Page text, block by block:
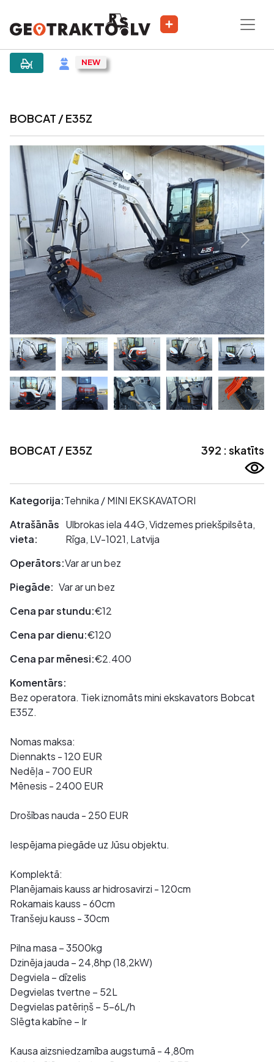
|Sludinājums
BOBCAT / E35Z
BOBCAT / E35Z 392 : skatīts
Kategorija:Tehnika / MINI EKSKAVATORI
Atrašānās
vieta:
Ulbrokas iela 44G, Vidzemes priekšpilsēta,
Rīga, LV-1021, Latvija
Operātors:Var ar un bez
Piegāde: Var ar un bez
Cena par stundu:€12
Cena par dienu:€120
Cena par mēnesi:€2.400
Komentārs:
Bez operatora. Tiek iznomāts mini ekskavators Bobcat
E35Z.
Nomas maksa:
Diennakts - 120 EUR
Nedēļa - 700 EUR
Mēnesis - 2400 EUR
Drošības nauda - 250 EUR
Iespējama piegāde uz Jūsu objektu.
Komplektā:
Planējamais kauss ar hidrosavirzi - 120cm
Rokamais kauss - 60cm
Tranšeju kauss - 30cm
Pilna masa – 3500kg
Dzinēja jauda – 24,8hp (18,2kW)
Degviela – dīzelis
Degvielas tvertne – 52L
Degvielas patēriņš – 5-6L/h
Slēgta kabīne – Ir
Kausa aizsniedzamība augstumā - 4,80m